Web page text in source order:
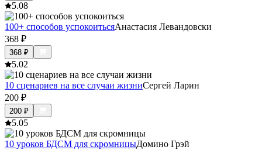
5.08
100+ способов успокоитьсяАнастасия Левандовски
368 ₽
368 ₽
5.02
10 сценариев на все случаи жизниСергей Ларин
200 ₽
200 ₽
5.05
10 уроков БДСМ для скромницыДомино Грэй